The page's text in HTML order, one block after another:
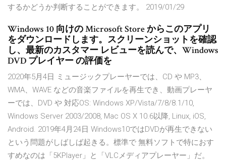
するかどうか判断することができます。 2019/01/29
Windows 10 向けの Microsoft Store からこのアプリ
をダウンロードします。スクリーンショットを確認
し、最新のカスタマー レビューを読んで、Windows
DVD プレイヤー の評価を
2020年5月4日 ミュージックプレーヤーでは、CD や MP3、
WMA、WAVE などの音楽ファイルを再生でき、動画プレーヤ
ーでは、DVD や 対応OS: Windows XP/Vista/7/8/8.1/10,
Windows Server 2003/2008, Mac OS X 10.6以降, Linux, iOS,
Android. 2019年4月24日 Windows10ではDVDが再生できない
という問題がしばしば起きる。標準で 無料ソフトで特におす
すめなのは「5KPlayer」と「VLCメディアプレーヤー」だ。